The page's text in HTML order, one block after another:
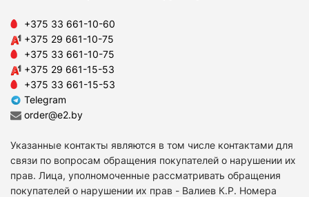
+375 33 661-10-60
+375 29 661-10-75
+375 33 661-10-75
+375 29 661-15-53
+375 33 661-15-53
Telegram
order@e2.by
Указанные контакты являются в том числе контактами для
связи по вопросам обращения покупателей о нарушении их
прав. Лица, уполномоченные рассматривать обращения
покупателей о нарушении их прав - Валиев К.Р. Номера